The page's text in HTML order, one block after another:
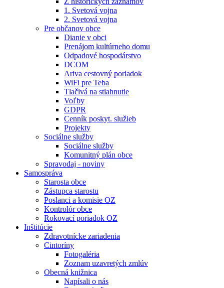
1. Svetová vojna
2. Svetová vojna
Pre občanov obce
Dianie v obci
Prenájom kultúrneho domu
Odpadové hospodárstvo
DCOM
Ariva cestovný poriadok
WiFi pre Teba
Tlačivá na stiahnutie
Voľby
GDPR
Cenník poskyt. služieb
Projekty
Sociálne služby
Sociálne služby
Komunitný plán obce
Spravodaj - noviny
Samospráva
Starosta obce
Zástupca starostu
Poslanci a komisie OZ
Kontrolór obce
Rokovací poriadok OZ
Inštitúcie
Zdravotnícke zariadenia
Cintoríny
Fotogaléria
Zoznam uzavretých zmlúv
Obecná knižnica
Napísali o nás